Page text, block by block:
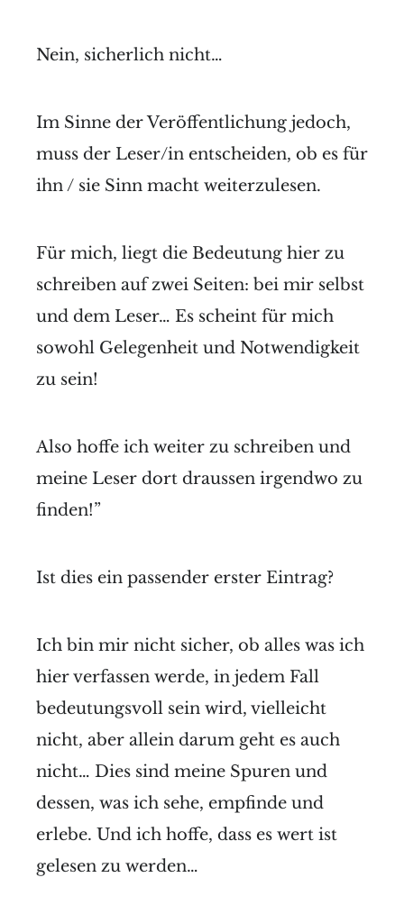
Nein, sicherlich nicht…
Im Sinne der Veröffentlichung jedoch,
muss der Leser/in entscheiden, ob es für
ihn / sie Sinn macht weiterzulesen.
Für mich, liegt die Bedeutung hier zu
schreiben auf zwei Seiten: bei mir selbst
und dem Leser… Es scheint für mich
sowohl Gelegenheit und Notwendigkeit
zu sein!
Also hoffe ich weiter zu schreiben und
meine Leser dort draussen irgendwo zu
finden!”
Ist dies ein passender erster Eintrag?
Ich bin mir nicht sicher, ob alles was ich
hier verfassen werde, in jedem Fall
bedeutungsvoll sein wird, vielleicht
nicht, aber allein darum geht es auch
nicht… Dies sind meine Spuren und
dessen, was ich sehe, empfinde und
erlebe. Und ich hoffe, dass es wert ist
gelesen zu werden…